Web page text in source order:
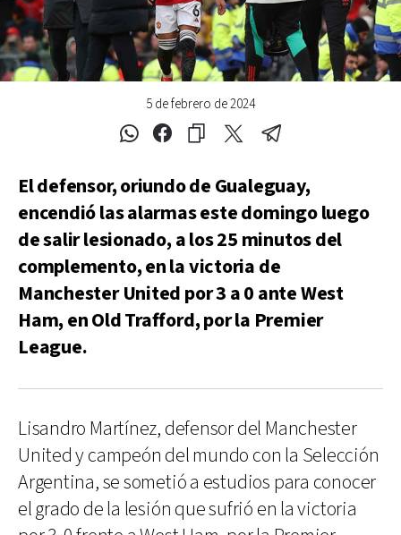
5 de febrero de 2024
El defensor, oriundo de Gualeguay,
encendió las alarmas este domingo luego
de salir lesionado, a los 25 minutos del
complemento, en la victoria de
Manchester United por 3 a 0 ante West
Ham, en Old Trafford, por la Premier
League.
Lisandro Martínez, defensor del Manchester
United y campeón del mundo con la Selección
Argentina, se sometió a estudios para conocer
el grado de la lesión que sufrió en la victoria